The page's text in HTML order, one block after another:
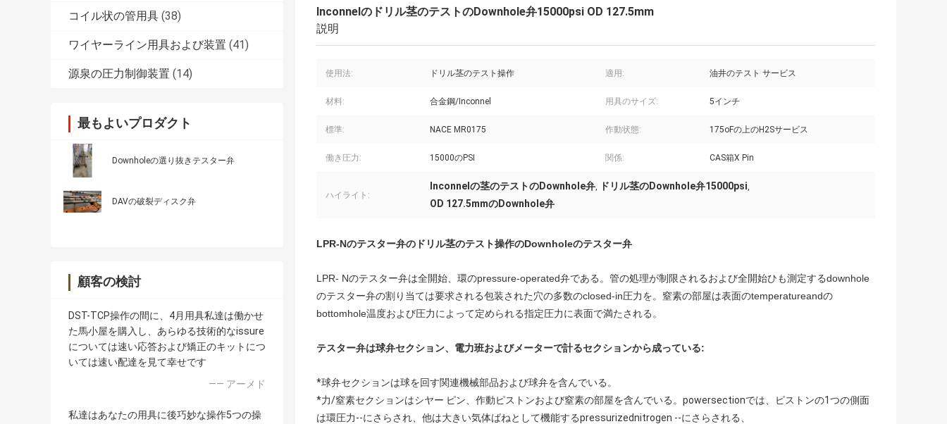
コイル状の管用具 (38)
ワイヤーライン用具および装置 (41)
源泉の圧力制御装置 (14)
最もよいプロダクト
Downholeの選り抜きテスター弁
DAVの破裂ディスク弁
顧客の検討
DST-TCP操作の間に、4月用具私達は働かせ
た馬小屋を購入し、あらゆる技術的なissure
については速い応答および矯正のキットにつ
いては速い配達を見て幸せです
—— アーメド
私達はあなたの用具に後巧妙な操作5つの操
Inconnelのドリル茎のテストのDownhole弁15000psi OD 127.5mm
説明
使用法: ドリル茎のテスト操作 適用: 油井のテスト サービス
材料: 合金鋼/Inconnel 用具のサイズ: 5インチ
標準: NACE MR0175 作動状態: 175oFの上のH2Sサービス
働き圧力: 15000のPSI 関係: CAS箱X Pin
ハイライト:
Inconnelの茎のテストのDownhole弁, ドリル茎のDownhole弁15000psi,
OD 127.5mmのDownhole弁
LPR-Nのテスター弁のドリル茎のテスト操作のDownholeのテスター弁
LPR- Nのテスター弁は全開始、環のpressure-operated弁である。管の処理が制限されるおよび全開始ひも測定するdownhole
のテスター弁の割り当ては要求される包装された穴の多数のclosed-in圧力を。窒素の部屋は表面のtemperatureandの
bottomhole温度および圧力によって定められる指定圧力に表面で満たされる。
テスター弁は球弁セクション、電力班およびメーターで計るセクションから成っている:
*球弁セクションは球を回す関連機械部品および球弁を含んでいる。
*力/窒素セクションはシヤー ピン、作動ピストンおよび窒素の部屋を含んでいる。powersectionでは、ピストンの1つの側面
は環圧力--にさらされ、他は大きい気体ばねとして機能するpressurizednitrogen --にさらされる、